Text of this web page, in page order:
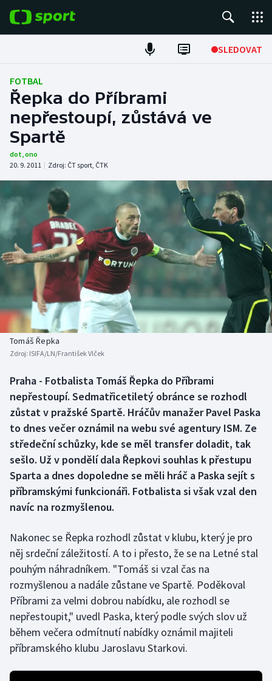
SLEDOVAT
Fotbal
Hokej
Tenis
Atletika
Cyklistika
DALŠÍ SPORTY
Americký fotbal
Baseball a softbal
Basketbal
Biatlon
Box
Curling
Dostihy
Florbal
Futsal
Golf
Gymnastika
Házená
Jezdectví
NEPŘEHLÉDNĚTE
Soutěže
Historické návraty
Aplikace ČT sport
FOTBAL
Řepka do Příbrami
nepřestoupí, zůstává ve
Spartě
dot,ono
20. 9. 2011 | Zdroj: ČT sport, ČTK
Tomáš Řepka
Zdroj: ISIFA/LN/František Vlček
Praha - Fotbalista Tomáš Řepka do Příbrami
nepřestoupí. Sedmatřicetiletý obránce se rozhodl
zůstat v pražské Spartě. Hráčův manažer Pavel Paska
to dnes večer oznámil na webu své agentury ISM. Ze
středeční schůzky, kde se měl transfer doladit, tak
sešlo. Už v pondělí dala Řepkovi souhlas k přestupu
Sparta a dnes dopoledne se měli hráč a Paska sejít s
příbramskými funkcionáři. Fotbalista si však vzal den
navíc na rozmyšlenou.
Nakonec se Řepka rozhodl zůstat v klubu, který je pro
něj srdeční záležitostí. A to i přesto, že se na Letné stal
pouhým náhradníkem. "Tomáš si vzal čas na
rozmyšlenou a nadále zůstane ve Spartě. Poděkoval
Příbrami za velmi dobrou nabídku, ale rozhodl se
nepřestoupit," uvedl Paska, který podle svých slov už
během večera odmítnutí nabídky oznámil majiteli
příbramského klubu Jaroslavu Starkovi.